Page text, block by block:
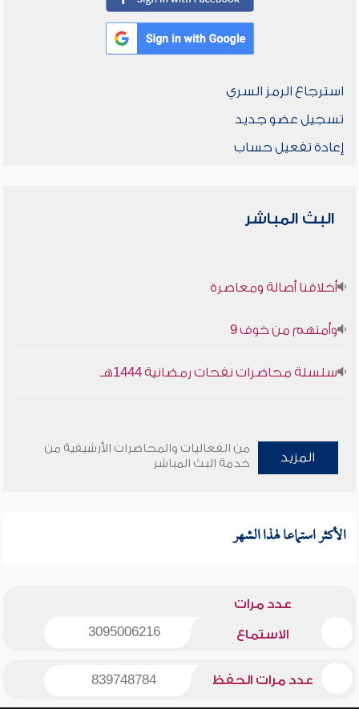
استرجاع الرمز السري
تسجيل عضو جديد
إعادة تفعيل حساب
البث المباشر
أخلاقنا أصالة ومعاصرة
وأمنهم من خوف 9
سلسلة محاضرات نفحات رمضانية 1444هـ
المزيد
من الفعاليات والمحاضرات الأرشيفية من
خدمة البث المباشر
الأكثر استماعا لهذا الشهر
عدد مرات
الاستماع 3095006216
عدد مرات الحفظ 839748784